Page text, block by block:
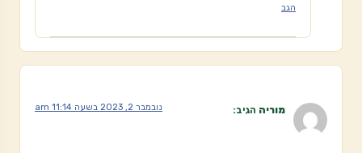
הגב
מוריה הגיב: נובמבר 2, 2023 בשעה 11:14 am